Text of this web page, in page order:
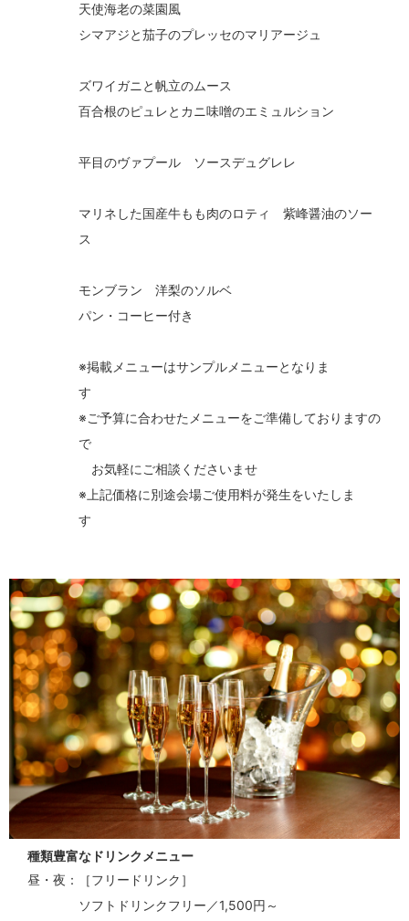
天使海老の菜園風
シマアジと茄子のプレッセのマリアージュ
ズワイガニと帆立のムース
百合根のピュレとカニ味噌のエミュルション
平目のヴァプール ソースデュグレレ
マリネした国産牛もも肉のロティ 紫峰醤油のソー
ス
モンブラン 洋梨のソルベ
パン・コーヒー付き
※掲載メニューはサンプルメニューとなりま
す
※ご予算に合わせたメニューをご準備しておりますの
お気軽にご相談くださいませ
※上記価格に別途会場ご使用料が発生をいたしま
す
種類豊富なドリンクメニュー
昼・夜
［フリードリンク］
ソフトドリンクフリー／1,500円～